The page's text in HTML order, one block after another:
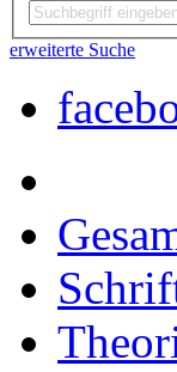
erweiterte Suche